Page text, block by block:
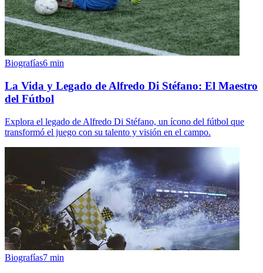
Biografías6 min
La Vida y Legado de Alfredo Di Stéfano: El Maestro
del Fútbol
Explora el legado de Alfredo Di Stéfano, un ícono del fútbol que
transformó el juego con su talento y visión en el campo.
Biografías7 min